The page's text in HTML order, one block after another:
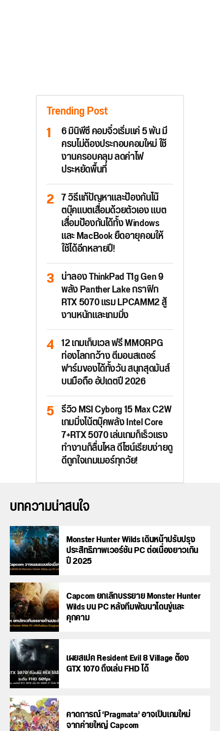
Trending Post
6 มินิพีซี คอมจิ๋วเริ่มแค่ 5 พัน มี
ครบไม่ต้องประกอบคอมใหม่ ใช้
งานครอบคลุม ลดค่าไฟ
ประหยัดพื้นที่
7 วิธีแก้ปัญหาและป้องกันโน๊
ตบุ๊คแบตเสื่อมด้วยตัวเอง แบต
เสื่อมป้องกันได้ทั้ง Windows
และ MacBook ยืดอายุคอมให้
ใช้ได้อีกหลายปี!
น่าลอง ThinkPad T1g Gen 9
พลัง Panther Lake กราฟิก
RTX 5070 แรม LPCAMM2 สู้
งานหนักและเกมมิ่ง
12 เกมเก็บเวล ฟรี MMORPG
ท่องโลกกว้าง ตีมอนสเตอร์
ฟาร์มของได้ทั้งวัน สนุกสุดมันส์
บนมือถือ อัปเดตปี 2026
รีวิว MSI Cyborg 15 Max C2W
เกมมิ่งโน้ตบุ๊คพลัง Intel Core
7+RTX 5070 เล่นเกมก็เร็วแรง
ทำงานก็ลื่นไหล ดีไซน์เรียบง่ายดู
ดีถูกใจเกมเมอร์ทุกวัย!
บทความน่าสนใจ
Monster Hunter Wilds เดินหน้าปรับปรุง
ประสิทธิภาพเวอร์ชัน PC ต่อเนื่องยาวเกิน
ปี 2025
Capcom ยกเลิกบรรยาย Monster Hunter
Wilds บน PC หลังทีมพัฒนาโดนขู่และ
คุกคาม
เผยสเปค Resident Evil 8 Village ต้อง
GTX 1070 ถึงเล่น FHD ได้
คาดการณ์ ‘Pragmata’ อาจเป็นเกมใหม่
จากค่ายใหญ่ Capcom